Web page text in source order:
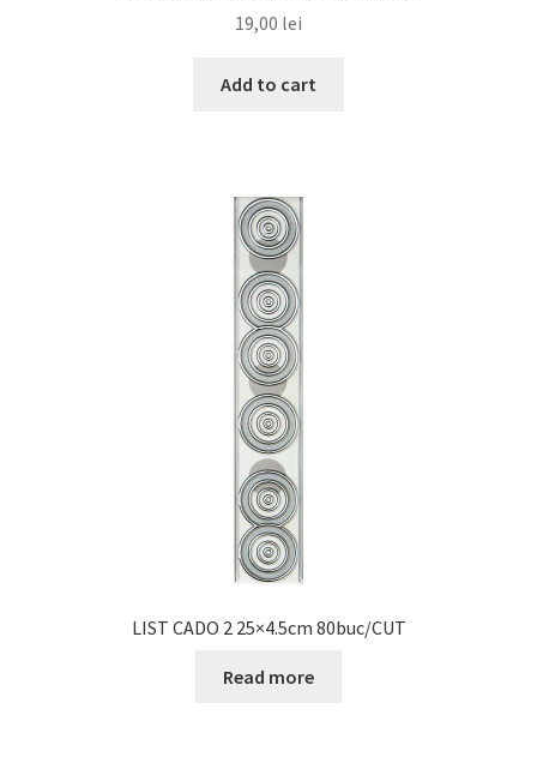
19,00 lei
Add to cart
LIST CADO 2 25×4.5cm 80buc/CUT
Read more